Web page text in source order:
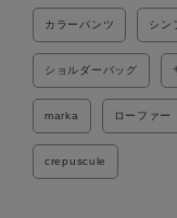
カラーパンツ シン
ショルダーバッグ
marka ローファー
crepuscule